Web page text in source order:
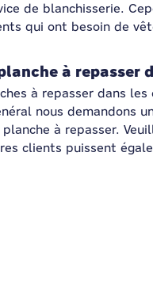
de blanchisserie.
qui ont besoin de
à repasser
à repasser dans les
nous demandons
à repasser.
clients puissent